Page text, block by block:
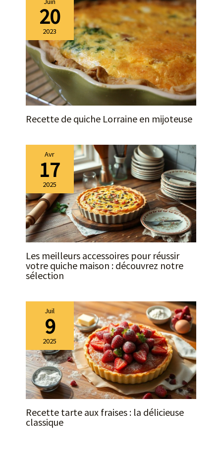
20
2023
Recette de quiche Lorraine en mijoteuse
Avr
17
2025
Les meilleurs accessoires pour réussir
votre quiche maison : découvrez notre
sélection
Juil
9
2025
Recette tarte aux fraises : la délicieuse
classique